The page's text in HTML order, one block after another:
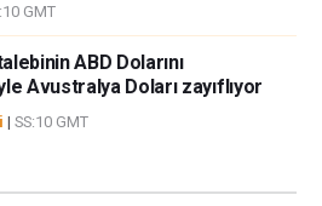
GMT
ABD Dolarını
Avustralya Doları zayıflıyor
| SS:10 GMT